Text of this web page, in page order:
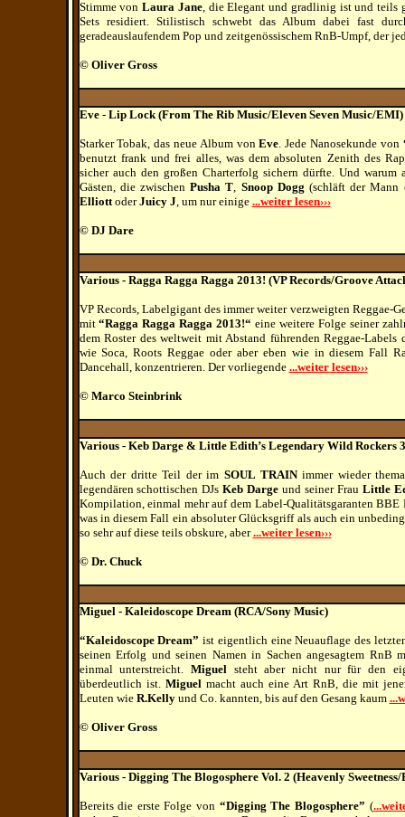
Stimme vonLaura Jane, die Elegant und gradlinig ist und teils
Sets residiert. Stilistisch schwebt das Album dabei fast
geradeauslaufendem Pop und zeitgenössischem RnB-Umpf, der
© Oliver Gross
Eve - Lip Lock (From The Rib Music/Eleven Seven Music/EMI)
Starker Tobak, das neue Album vonEve. Jede Nanosekunde von
benutzt frank und frei alles, was dem absoluten Zenith des
sicher auch den großen Charterfolg sichern dürfte. Und
Gästen, die zwischenPusha T, Snoop Dogg (schläft der
ElliottoderJuicy J, um nur einige ...weiter lesen›››
© DJ Dare
Various - Ragga Ragga Ragga 2013! (VP Records/Groove
VP Records, Labelgigant des immer weiter verzweigten Reggae-
mit“Ragga Ragga Ragga 2013!“eine weitere Folge seiner
dem Roster des weltweit mit Abstand führenden Reggae-
wie Soca, Roots Reggae oder aber eben wie in diesem Fall
Dancehall, konzentrieren. Der vorliegende ...weiter lesen›››
© Marco Steinbrink
Various - Keb Darge & Little Edith’s Legendary Wild Rockers
Auch der dritte Teil der im SOUL TRAINimmer wieder
legendären schottischen DJsKeb Darge und seiner Frau Little
Kompilation, einmal mehr auf dem Label-Qualitätsgaranten
was in diesem Fall ein absoluter Glücksgriff als auch ein
so sehr auf diese teils obskure, aber...weiter lesen›››
© Dr. Chuck
Miguel - Kaleidoscope Dream (RCA/Sony Music)
“Kaleidoscope Dream” ist eigentlich eine Neuauflage des
seinen Erfolg und seinen Namen in Sachen angesagtem RnB
einmal unterstreicht. Miguelsteht aber nicht nur für den
überdeutlich ist. Miguelmacht auch eine Art RnB, die mit
Leuten wie R.Kellyund Co. kannten, bis auf den Gesang kaum
© Oliver Gross
Various - Digging The Blogosphere Vol. 2 (Heavenly
Bereits die erste Folge von “Digging The Blogosphere” (